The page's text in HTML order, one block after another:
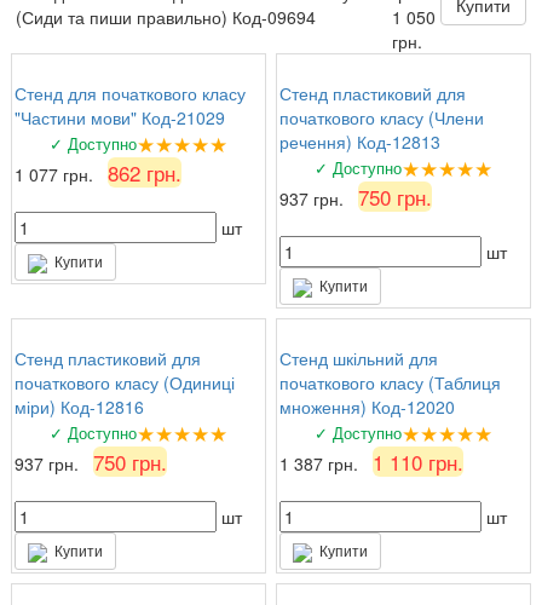
знайшли ідеальний варіант!
(Сиди та пиши правильно) Код-09694
1 050
грн.
Стенд для початкового класу
"Частини мови" Код-21029
✓ Доступно★★★★★
1 077 грн. 862 грн.
шт
Купити
Стенд пластиковий для
початкового класу (Члени
речення) Код-12813
✓ Доступно★★★★★
937 грн. 750 грн.
шт
Купити
Стенд пластиковий для
початкового класу (Одиниці
міри) Код-12816
✓ Доступно★★★★★
937 грн. 750 грн.
шт
Купити
Стенд шкільний для
початкового класу (Таблиця
множення) Код-12020
✓ Доступно★★★★★
1 387 грн. 1 110 грн.
шт
Купити